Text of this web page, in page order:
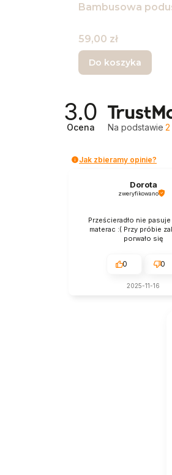
Bambusowa
Cena
59,00 zł
Do koszyka
3.0
Ocena Na podstawie 2
Jak zbieramy opinie?
Dorota
zweryfikowano
Prześcieradło nie
materac :( Przy próbie
porwało się
0 0
2025-11-16